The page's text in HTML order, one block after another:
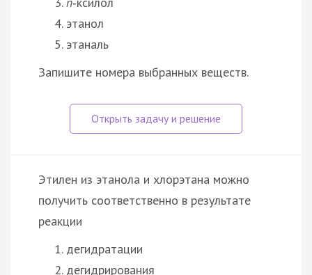
этанол
этаналь
Запишите номера выбранных веществ.
Этилен из этанола и хлорэтана можно
получить соответственно в результате
реакции
дегидратации
дегидрирования